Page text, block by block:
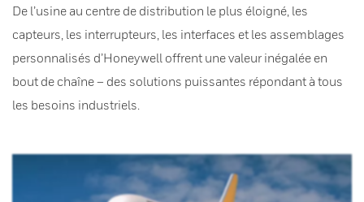
De l’usine au centre de distribution le plus éloigné, les
capteurs, les interrupteurs, les interfaces et les assemblages
personnalisés d’Honeywell offrent une valeur inégalée en
bout de chaîne – des solutions puissantes répondant à tous
les besoins industriels.